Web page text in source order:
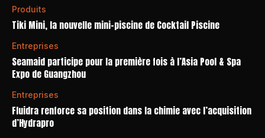
Produits
Tiki Mini, la nouvelle mini-piscine de Cocktail Piscine
Entreprises
Seamaid participe pour la première fois à l’Asia Pool & Spa
Expo de Guangzhou
Entreprises
Fluidra renforce sa position dans la chimie avec l’acquisition
d’Hydrapro